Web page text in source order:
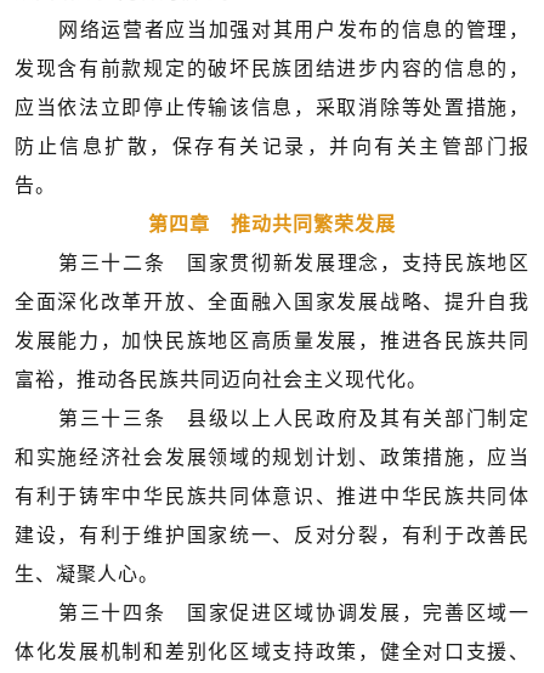
网络运营者应当加强对其用户发布的信息的管理，
发现含有前款规定的破坏民族团结进步内容的信息的，
应当依法立即停止传输该信息，采取消除等处置措施，
防止信息扩散，保存有关记录，并向有关主管部门报
告。
第四章 推动共同繁荣发展
第三十二条 国家贯彻新发展理念，支持民族地区
全面深化改革开放、全面融入国家发展战略、提升自我
发展能力，加快民族地区高质量发展，推进各民族共同
富裕，推动各民族共同迈向社会主义现代化。
第三十三条 县级以上人民政府及其有关部门制定
和实施经济社会发展领域的规划计划、政策措施，应当
有利于铸牢中华民族共同体意识、推进中华民族共同体
建设，有利于维护国家统一、反对分裂，有利于改善民
生、凝聚人心。
第三十四条 国家促进区域协调发展，完善区域一
体化发展机制和差别化区域支持政策，健全对口支援、